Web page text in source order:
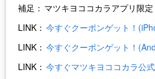
補足： マツキヨココカラアプリ限定
LINK： 今すぐクーポンゲット！
LINK： 今すぐクーポンゲット！
LINK： 今すぐマツキヨココカラ公